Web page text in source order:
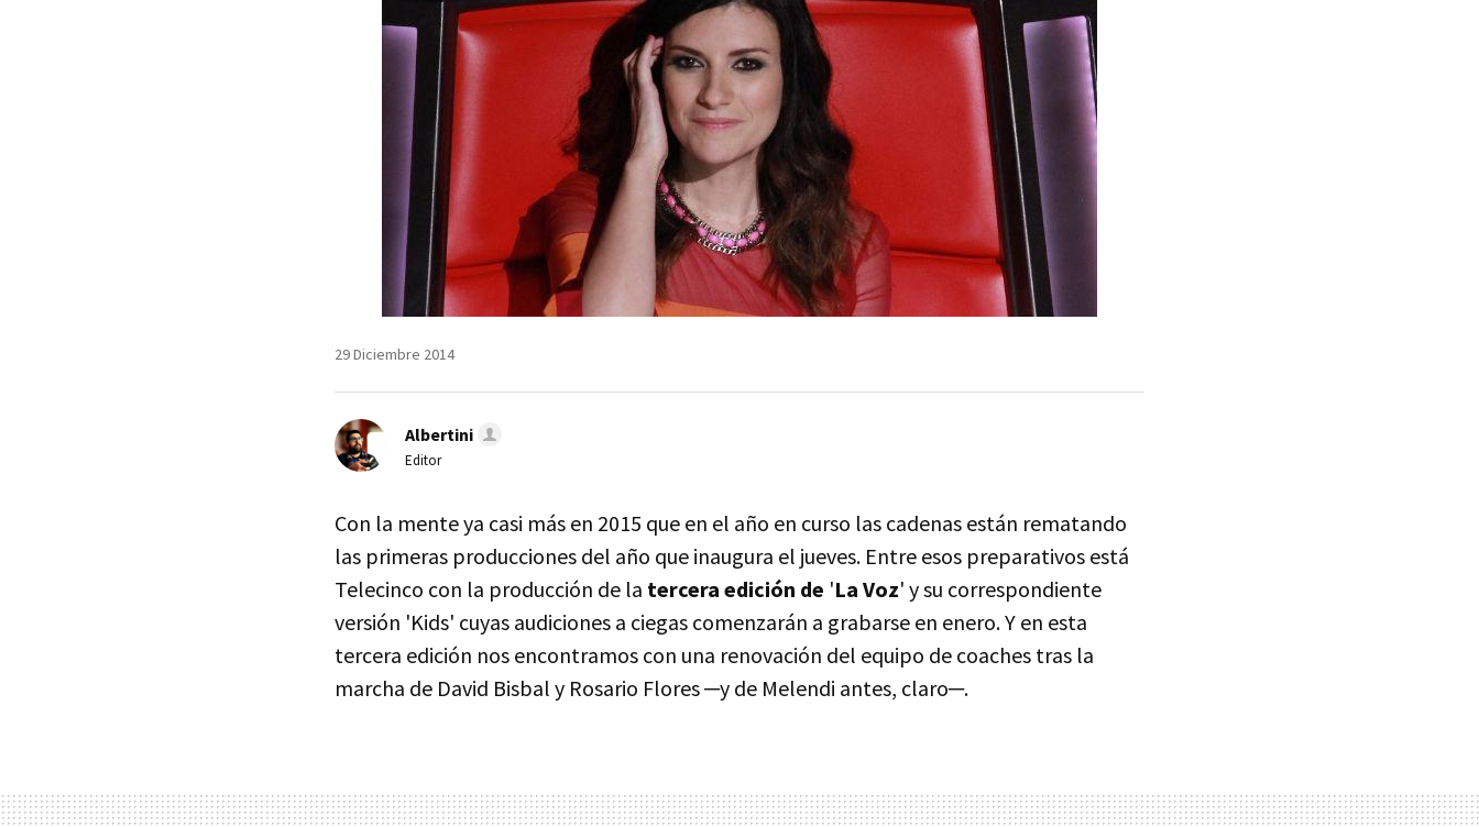
29 Diciembre 2014
Albertini
Editor
Con la mente ya casi más en 2015 que en el año en curso las cadenas están rematando
las primeras producciones del año que inaugura el jueves. Entre esos preparativos está
Telecinco con la producción de la tercera edición de 'La Voz' y su correspondiente
versión 'Kids' cuyas audiciones a ciegas comenzarán a grabarse en enero. Y en esta
tercera edición nos encontramos con una renovación del equipo de coaches tras la
marcha de David Bisbal y Rosario Flores ─y de Melendi antes, claro─.